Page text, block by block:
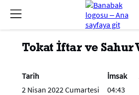
Tokat İftar ve Sahur
Tarih İmsak
2 Nisan 2022 Cumartesi
04:43